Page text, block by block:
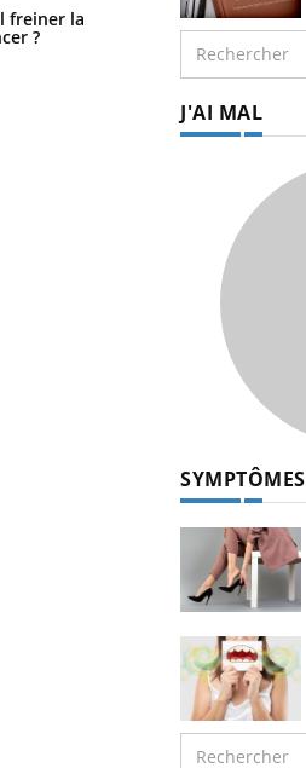
freiner la
?
Pourquoi
protéines
bénéfique
J'AI MAL
SYMPTÔMES